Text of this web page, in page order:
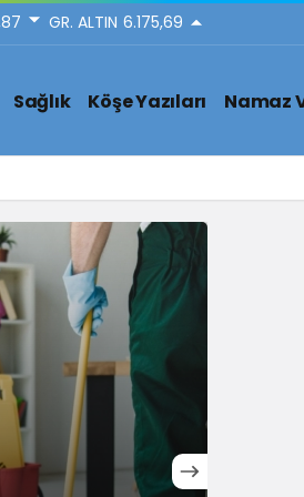
GR. ALTIN 6.175,69
Sağlık Köşe Yazıları Namaz